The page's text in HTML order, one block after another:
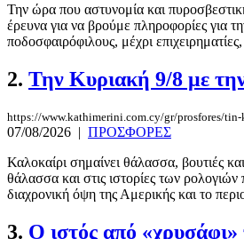
Την ώρα που αστυνομία και
έρευνα για να βρούμε πληροφορίες για
ποδοσφαιρόφιλους, μέχρι
2. Την Κυριακή 9/8 με
https://www.kathimerini.com.cy/gr/prosfores/
07/08/2026 | ΠΡΟΣΦΟΡΕΣ
Καλοκαίρι σημαίνει θάλασσα, βουτιές
θάλασσα και στις ιστορίες των
διαχρονική όψη της Αμερικής και το
3. Ο ιστός από